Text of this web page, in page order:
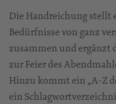
Die Handreichung stellt
Bedürfnisse von ganz
zusammen und ergänzt
zur Feier des
Hinzu kommt ein „A-Z
ein